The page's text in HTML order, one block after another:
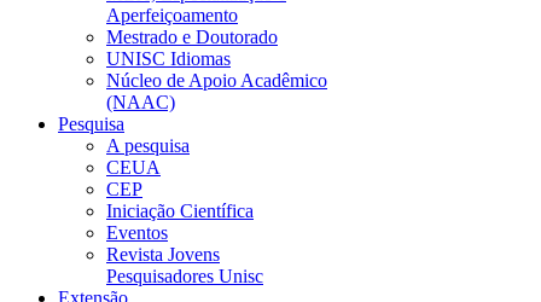
Aperfeiçoamento
Mestrado e Doutorado
UNISC Idiomas
Núcleo de Apoio Acadêmico
(NAAC)
Pesquisa
A pesquisa
CEUA
CEP
Iniciação Científica
Eventos
Revista Jovens
Pesquisadores Unisc
Extensão